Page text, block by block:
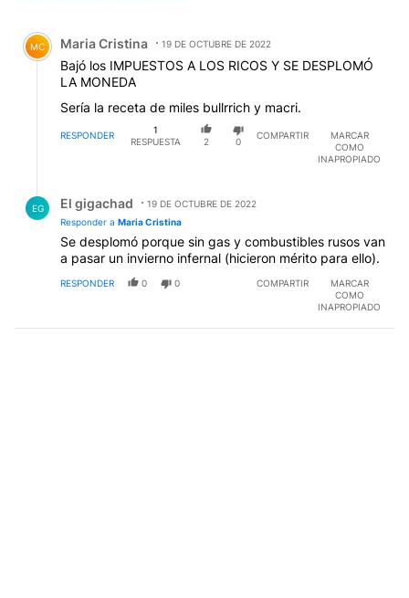
Comentario de Maria Cristina.
MC Maria Cristina 19 DE OCTUBRE DE 2022
Bajó los IMPUESTOS A LOS RICOS Y SE DESPLOMÓ
LA MONEDA
Sería la receta de miles bullrrich y macri.
RESPONDER
1
RESPUESTA
2 0
COMPARTIR
MARCAR
COMO
INAPROPIADO
EG El gigachad
19 DE OCTUBRE DE 2022
Responder a Maria Cristina
Se desplomó porque sin gas y combustibles rusos van
a pasar un invierno infernal (hicieron mérito para ello).
RESPONDER 0 0 COMPARTIR
MARCAR
COMO
INAPROPIADO